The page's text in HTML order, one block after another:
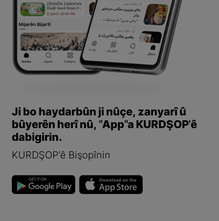
Ji bo haydarbûn ji nûçe, zanyarî û
bûyerên herî nû, "App"a KURDŞOP'ê
dabigirin.
KURDŞOP'ê Bişopînin